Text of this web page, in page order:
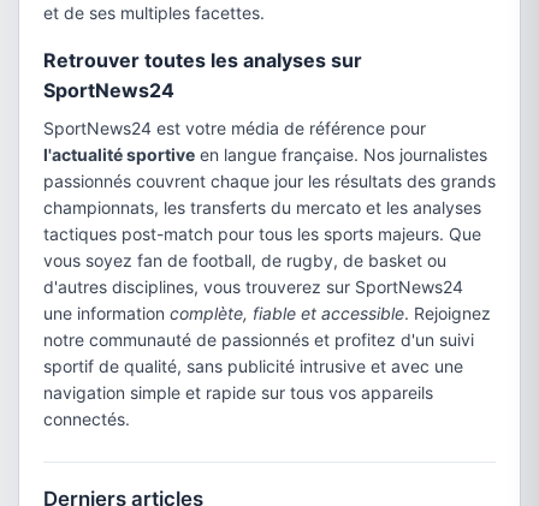
et de ses multiples facettes.
Retrouver toutes les analyses sur
SportNews24
SportNews24 est votre média de référence pour
l'actualité sportive en langue française. Nos journalistes
passionnés couvrent chaque jour les résultats des grands
championnats, les transferts du mercato et les analyses
tactiques post-match pour tous les sports majeurs. Que
vous soyez fan de football, de rugby, de basket ou
d'autres disciplines, vous trouverez sur SportNews24
une information complète, fiable et accessible. Rejoignez
notre communauté de passionnés et profitez d'un suivi
sportif de qualité, sans publicité intrusive et avec une
navigation simple et rapide sur tous vos appareils
connectés.
Derniers articles